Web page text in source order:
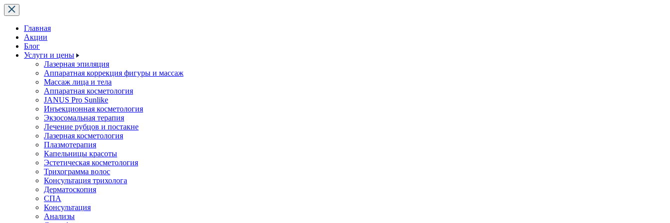
Главная
Акции
Блог
Услуги и цены
Лазерная эпиляция
Аппаратная коррекция фигуры и массаж
Массаж лица и тела
Аппаратная косметология
JANUS Pro Sunlike
Инъекционная косметология
Экзосомальная терапия
Лечение рубцов и постакне
Лазерная косметология
Плазмотерапия
Капельницы красоты
Эстетическая косметология
Трихограмма волос
Консультация трихолога
Дерматоскопия
СПА
Консультация
Анализы